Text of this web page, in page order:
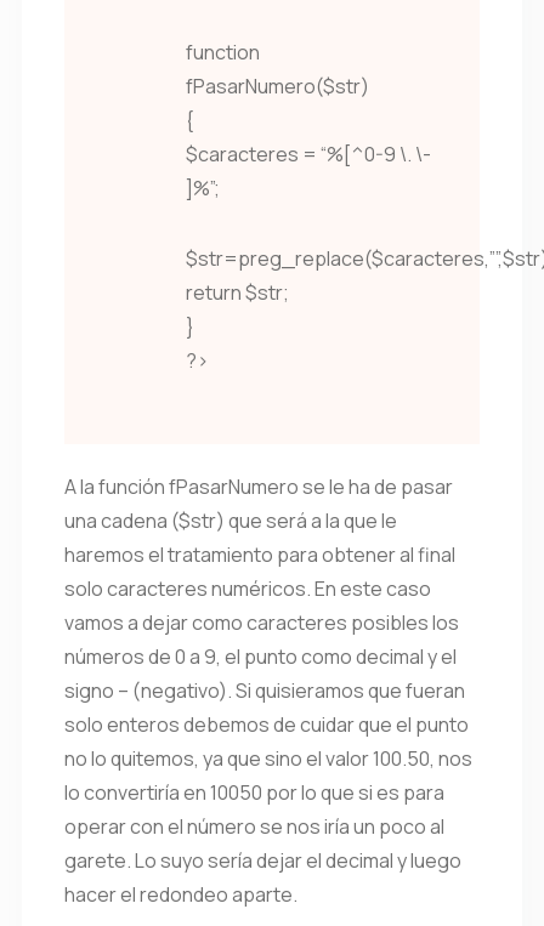
function
fPasarNumero($str)
{
$caracteres = “%[^0-9 \. \-
]%”;
return $str;
}
?>
A la función fPasarNumero se le ha de pasar
una cadena ($str) que será a la que le
haremos el tratamiento para obtener al final
solo caracteres numéricos. En este caso
vamos a dejar como caracteres posibles los
números de 0 a 9, el punto como decimal y el
signo – (negativo). Si quisieramos que fueran
solo enteros debemos de cuidar que el punto
no lo quitemos, ya que sino el valor 100.50, nos
lo convertiría en 10050 por lo que si es para
operar con el número se nos iría un poco al
garete. Lo suyo sería dejar el decimal y luego
hacer el redondeo aparte.